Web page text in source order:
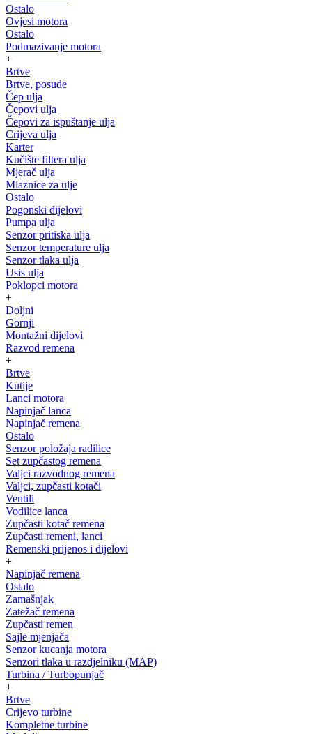
Ostalo
Ovjesi motora
Ostalo
Podmazivanje motora
+
Brtve
Brtve, posude
Čep ulja
Čepovi ulja
Čepovi za ispuštanje ulja
Crijeva ulja
Karter
Kučište filtera ulja
Mjerač ulja
Mlaznice za ulje
Ostalo
Pogonski dijelovi
Pumpa ulja
Senzor pritiska ulja
Senzor temperature ulja
Senzor tlaka ulja
Usis ulja
Poklopci motora
+
Doljni
Gornji
Montažni dijelovi
Razvod remena
+
Brtve
Kutije
Lanci motora
Napinjač lanca
Napinjač remena
Ostalo
Senzor položaja radilice
Set zupčastog remena
Valjci razvodnog remena
Valjci, zupčasti kotači
Ventili
Vodilice lanca
Zupčasti kotač remena
Zupčasti remeni, lanci
Remenski prijenos i dijelovi
+
Napinjač remena
Ostalo
Zamašnjak
Zatežač remena
Zupčasti remen
Sajle mjenjača
Senzor kucanja motora
Senzori tlaka u razdjelniku (MAP)
Turbina / Turbopunjač
+
Brtve
Crijevo turbine
Kompletne turbine